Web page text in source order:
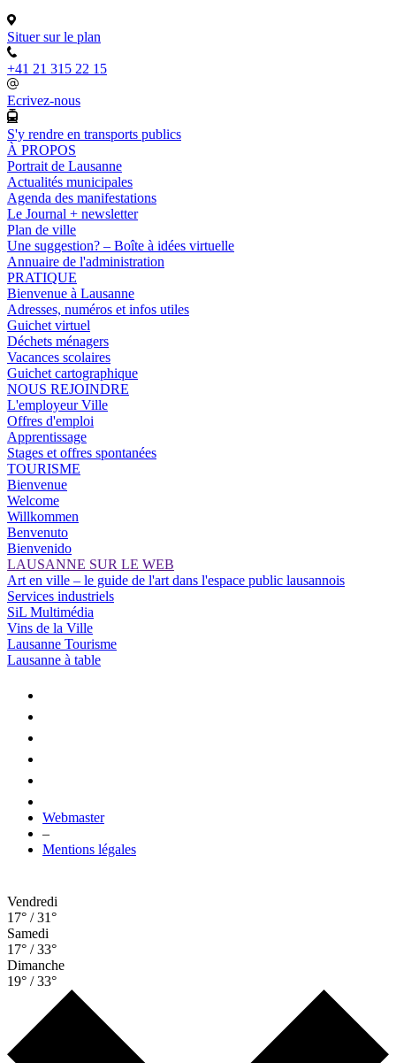
Situer sur le plan
+41 21 315 22 15
Ecrivez-nous
S'y rendre en transports publics
À PROPOS
Portrait de Lausanne
Actualités municipales
Agenda des manifestations
Le Journal + newsletter
Plan de ville
Une suggestion? – Boîte à idées virtuelle
Annuaire de l'administration
PRATIQUE
Bienvenue à Lausanne
Adresses, numéros et infos utiles
Guichet virtuel
Déchets ménagers
Vacances scolaires
Guichet cartographique
NOUS REJOINDRE
L'employeur Ville
Offres d'emploi
Apprentissage
Stages et offres spontanées
TOURISME
Bienvenue
Welcome
Willkommen
Benvenuto
Bienvenido
LAUSANNE SUR LE WEB
Art en ville – le guide de l'art dans l'espace public lausannois
Services industriels
SiL Multimédia
Vins de la Ville
Lausanne Tourisme
Lausanne à table
Webmaster
–
Mentions légales
Vendredi
17° / 31°
Samedi
17° / 33°
Dimanche
19° / 33°